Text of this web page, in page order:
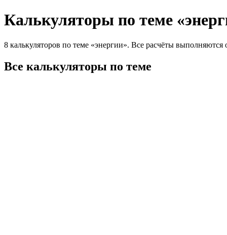
Калькуляторы по теме
8 калькуляторов по теме «энергии». Все расчёты выполняются
Все калькуляторы по теме